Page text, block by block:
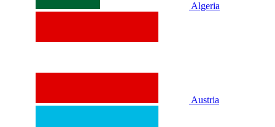
Algeria
Austria